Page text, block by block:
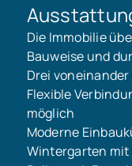
Die Immobilie
Bauweise und
Drei
Flexible
möglich
Moderne
Wintergarten